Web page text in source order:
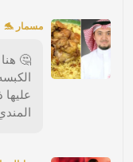
مسمار 🐬
🤔